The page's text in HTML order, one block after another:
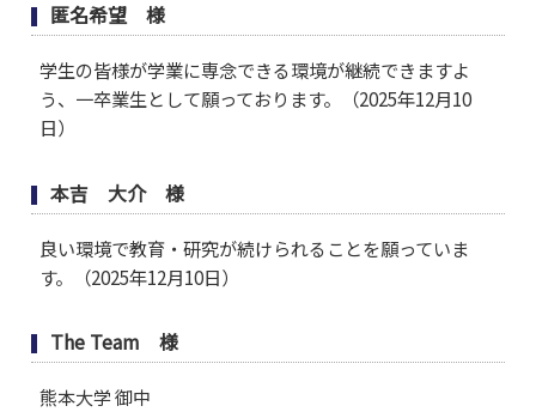
匿名希望 様
学生の皆様が学業に専念できる環境が継続できますよ
う、一卒業生として願っております。（2025年12月10
日）
本吉 大介 様
良い環境で教育・研究が続けられることを願っていま
す。（2025年12月10日）
The Team 様
熊本大学 御中